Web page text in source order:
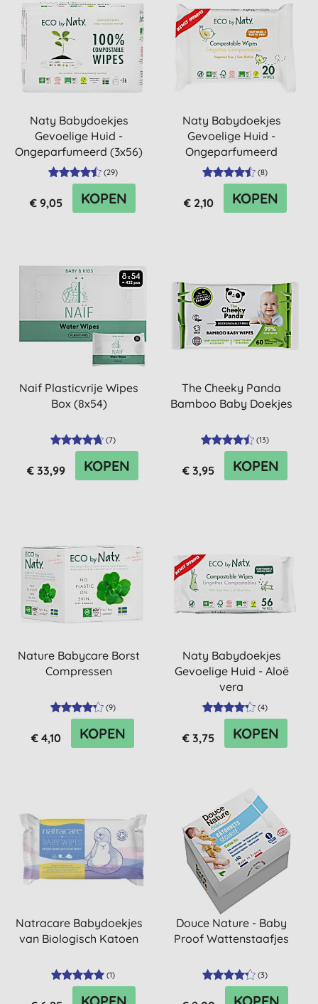
Naty Babydoekjes
Gevoelige Huid -
Ongeparfumeerd (3x56)
(29)
€ 9,05 KOPEN
Naty Babydoekjes
Gevoelige Huid -
Ongeparfumeerd
(Reispakket)
(8)
€ 2,10 KOPEN
Naif Plasticvrije Wipes
Box (8x54)
(7)
€ 33,99 KOPEN
The Cheeky Panda
Bamboo Baby Doekjes
(13)
€ 3,95 KOPEN
Nature Babycare Borst
Compressen
(9)
€ 4,10 KOPEN
Naty Babydoekjes
Gevoelige Huid - Aloë
vera
(4)
€ 3,75 KOPEN
Natracare Babydoekjes
van Biologisch Katoen
(1)
Douce Nature - Baby
Proof Wattenstaafjes
(3)